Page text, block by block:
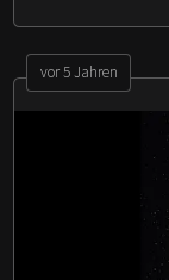
vor 5 Jahren